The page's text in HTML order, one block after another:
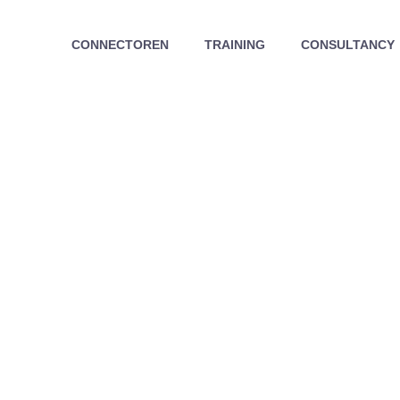
CONNECTOREN TRAINING CONSULTANCY